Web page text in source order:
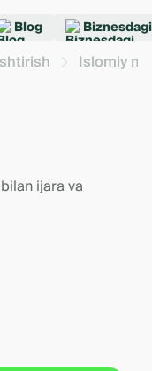
Blog
Islomiy
ijara va